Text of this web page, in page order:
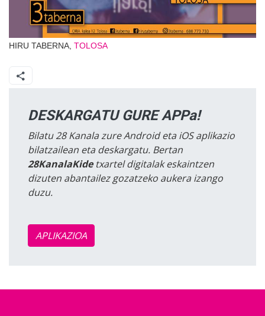
HIRU TABERNA, TOLOSA
DESKARGATU GURE APPa!
Bilatu 28 Kanala zure Android eta iOS aplikazio
bilatzailean eta deskargatu. Bertan
28KanalaKidetxartel digitalak eskaintzen
dizuten abantailez gozatzeko aukera izango
duzu.
APLIKAZIOA